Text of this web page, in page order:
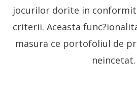
jocurilor dorite in
criterii. Aceasta
masura ce portofoliul de
neincetat.